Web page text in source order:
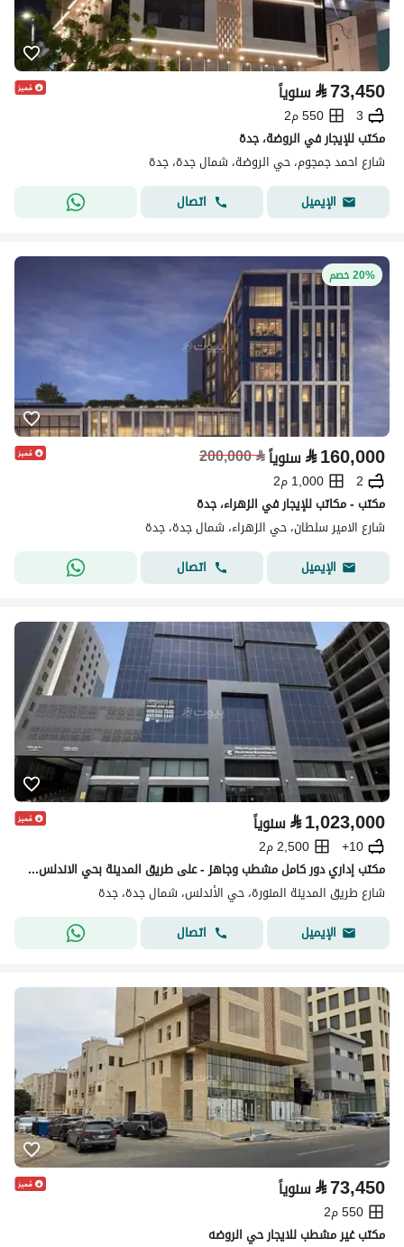
⃁73,450 سنوياً
3
550 م2
مكتب للإيجار في الروضة، جدة
شارع احمد جمجوم، حي الروضة، شمال جدة، جدة
الإيميل
اتصال
20% خصم
⃁160,000 سنوياً⃁
200,000
2
1,000 م2
مكتب - مكاتب للإيجار في الزهراء، جدة
شارع الامير سلطان، حي الزهراء، شمال جدة، جدة
الإيميل
اتصال
⃁1,023,000 سنوياً
10+
2,500 م2
مكتب إداري دور كامل مشطب وجاهز - على طريق المدينة بحي الاندلس جدة
شارع طريق المدينة المنورة، حي الأندلس، شمال جدة، جدة
الإيميل
اتصال
⃁73,450 سنوياً
550 م2
مكتب غير مشطب للايجار حي الروضه